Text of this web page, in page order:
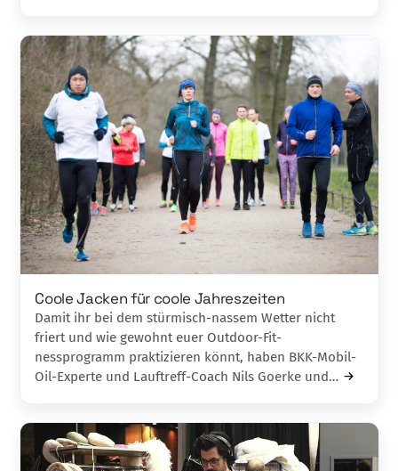
Coole Jacken für coole Jahreszeiten
Damit ihr bei dem stürmisch-nassem Wet­ter nicht
friert und wie gewohnt euer Outdoor-Fit­
nessprogramm praktizieren könnt, haben BKK-Mobil-
Oil-Experte und Lauftreff-Coach Nils Goerke und…